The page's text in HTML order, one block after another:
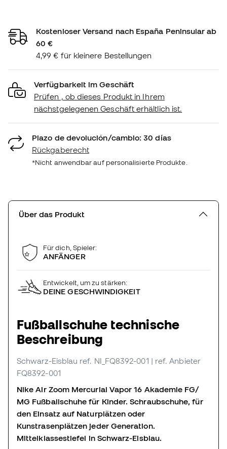
Kostenloser Versand nach España Peninsular ab
60 €
4,99 € für kleinere Bestellungen
Verfügbarkeit im Geschäft
Prüfen , ob dieses Produkt in Ihrem
nächstgelegenen Geschäft erhältlich ist.
Plazo de devolución/cambio: 30 días
Rückgaberecht
*Nicht anwendbar auf personalisierte Produkte.
Über das Produkt
Für dich, Spieler:
ANFÄNGER
Entwickelt, um zu stärken:
DEINE GESCHWINDIGKEIT
Fußballschuhe technische
Beschreibung
Schwarz-Eisblau ref. NI_FQ8392-001 | ref. Anbieter
FQ8392-001
Nike Air Zoom Mercurial Vapor 16 Akademie FG/
MG Fußballschuhe für Kinder. Schraubschuhe, für
den Einsatz auf Naturplätzen oder
Kunstrasenplätzen jeder Generation.
Mittelklassestiefel in Schwarz-Eisblau.